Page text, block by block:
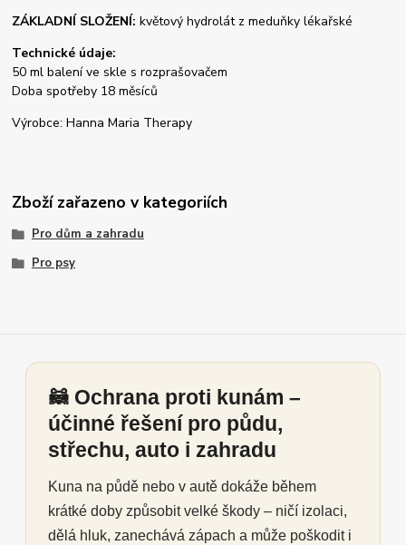
ZÁKLADNÍ SLOŽENÍ: květový hydrolát z meduňky lékařské
Technické údaje:
50 ml balení ve skle s rozprašovačem
Doba spotřeby 18 měsíců
Výrobce: Hanna Maria Therapy
Zboží zařazeno v kategoriích
Pro dům a zahradu
Pro psy
🦝 Ochrana proti kunám –
účinné řešení pro půdu,
střechu, auto i zahradu
Kuna na půdě nebo v autě dokáže během
krátké doby způsobit velké škody – ničí izolaci,
dělá hluk, zanechává zápach a může poškodit i